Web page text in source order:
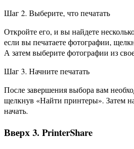
Шаг 2. Выберите, что печатать
Откройте его, и вы найдете
если вы печатаете фотографии,
А затем выберите фотографии из
Шаг 3. Начните печатать
После завершения выбора вам
щелкнув «Найти принтеры». Затем
начать.
Вверх 3. PrinterShare